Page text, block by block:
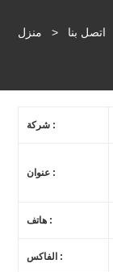
منزل > اتصل بنا
شركة :
عنوان :
هاتف :
الفاكس :